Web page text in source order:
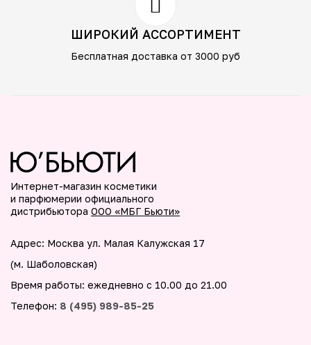
ШИРОКИЙ АССОРТИМЕНТ
Бесплатная доставка от 3000 руб
Интернет-магазин косметики
и парфюмерии официального
дистрибьютора ООО «МБГ Бьюти»
Адрес: Москва ул. Малая Калужская 17
(м. Шаболовская)
Время работы: ежедневно с 10.00 до 21.00
Телефон: 8 (495) 989-85-25